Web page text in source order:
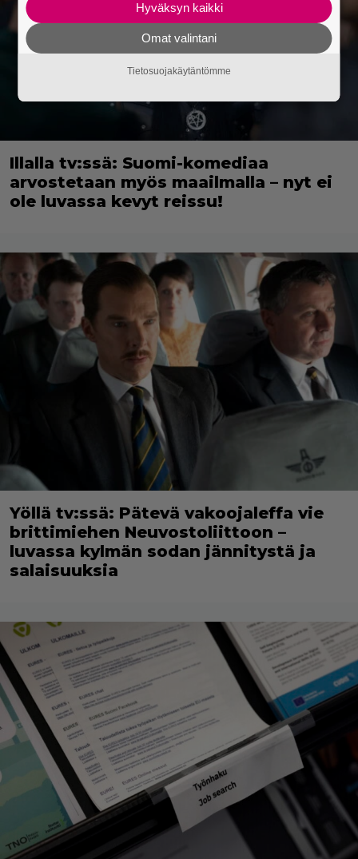
Illalla tv:ssä: Suomi-komediaa
arvostetaan myös maailmalla – nyt ei
ole luvassa kevyt reissu!
Yöllä tv:ssä: Pätevä vakoojaleffa vie
brittimiehen Neuvostoliittoon –
luvassa kylmän sodan jännitystä ja
salaisuuksia
Hyväksyn kaikki
Omat valintani
Tietosuojakäytäntömme